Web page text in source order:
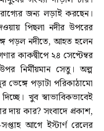
জন্য লড়াই করছেন।
পিছলা নদীর উপরের
পড়ল নদীতে, আহত হলেন
কাকদ্বীপে ২৪ সেপ্টেম্বর
নির্মীয়মান সেতু। অল্প
ভেঙ্গে পড়াটা পরিকাঠামো
খুব স্বাভাবিকভাবেই
দায় কার? সংবাদে প্রকাশ,
আগে ইস্টার্ণ রেলের